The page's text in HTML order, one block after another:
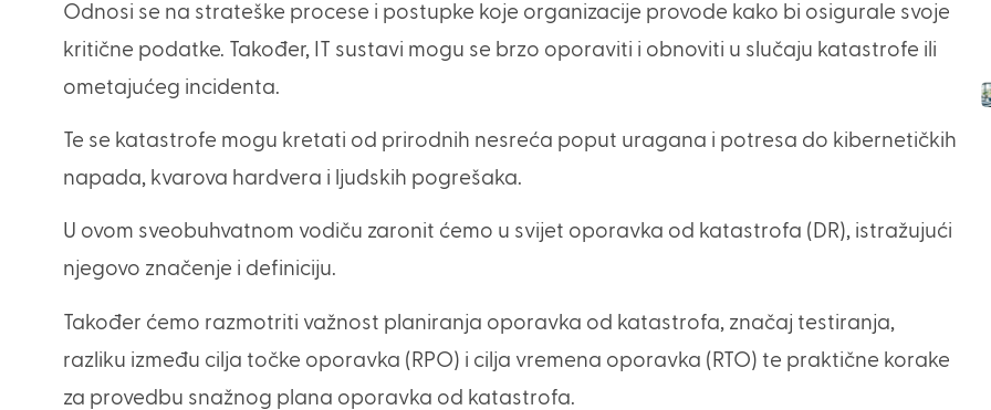
Odnosi se na strateške procese i postupke koje organizacije provode kako bi osigurale svoje
kritične podatke. Također, IT sustavi mogu se brzo oporaviti i obnoviti u slučaju katastrofe ili
ometajućeg incidenta.
Te se katastrofe mogu kretati od prirodnih nesreća poput uragana i potresa do kibernetičkih
napada, kvarova hardvera i ljudskih pogrešaka.
U ovom sveobuhvatnom vodiču zaronit ćemo u svijet oporavka od katastrofa (DR), istražujući
njegovo značenje i definiciju.
Također ćemo razmotriti važnost planiranja oporavka od katastrofa, značaj testiranja,
razliku između cilja točke oporavka (RPO) i cilja vremena oporavka (RTO) te praktične korake
za provedbu snažnog plana oporavka od katastrofa.